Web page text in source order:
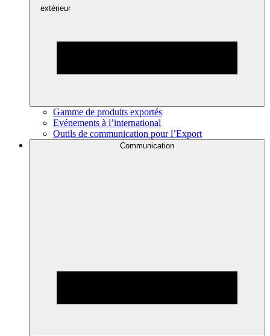
extérieur
Gamme de produits exportés
Evénements à l’international
Outils de communication pour l’Export
Communication